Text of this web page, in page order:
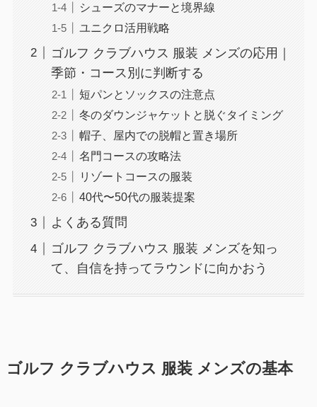
シューズのマナーと境界線
ユニクロ活用戦略
ゴルフ クラブハウス 服装 メンズの応用｜
季節・コース別に判断する
短パンとソックスの注意点
冬のダウンジャケットと脱ぐタイミング
帽子、屋内での脱帽と置き場所
名門コースの攻略法
リゾートコースの服装
40代〜50代の服装提案
よくある質問
ゴルフ クラブハウス 服装 メンズを知っ
て、自信を持ってラウンドに向かおう
ゴルフ クラブハウス 服装 メンズの基本